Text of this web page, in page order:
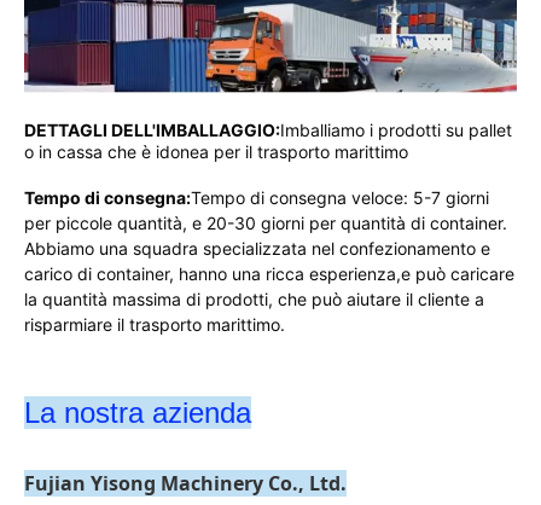
DETTAGLI DELL'IMBALLAGGIO:Imballiamo i prodotti su pallet
o in cassa che è idonea per il trasporto marittimo
Tempo di consegna:Tempo di consegna veloce: 5-7 giorni
per piccole quantità, e 20-30 giorni per quantità di container.
Abbiamo una squadra specializzata nel confezionamento e
carico di container, hanno una ricca esperienza,e può caricare
la quantità massima di prodotti, che può aiutare il cliente a
risparmiare il trasporto marittimo.
La nostra azienda
Fujian Yisong Machinery Co., Ltd.